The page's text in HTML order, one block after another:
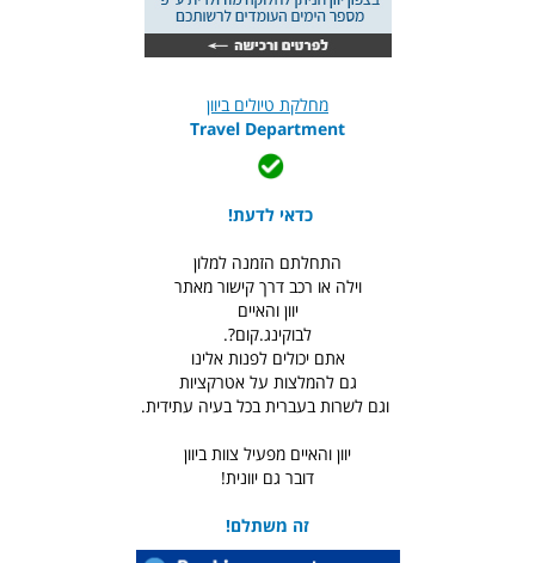
מחלקת טיולים ביוון
Travel Department
כדאי לדעת!
התחלתם הזמנה למלון
וילה או רכב דרך קישור מאתר
יוון והאיים
לבוקינג.קום?.
אתם יכולים לפנות אלינו
גם להמלצות על אטרקציות
וגם לשרות בעברית בכל בעיה עתידית.
יוון והאיים מפעיל צוות ביוון
דובר גם יוונית!
זה משתלם!